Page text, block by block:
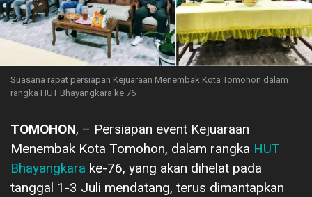
Suasana rapat persiapan Kejuaraan Menembak Kota Tomohon dalam
rangka HUT Bhayangkara ke 76
TOMOHON, – Persiapan event Kejuaraan
Menembak Kota Tomohon, dalam rangka HUT
Bhayangkara ke-76, yang akan dihelat pada
tanggal 1-3 Juli mendatang, terus dimantapkan